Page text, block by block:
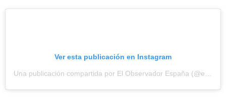
Ver esta publicación en Instagram